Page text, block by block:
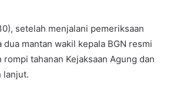
setelah menjalani pemeriksaan
mantan wakil kepala BGN resmi
tahanan Kejaksaan Agung dan
lanjut.